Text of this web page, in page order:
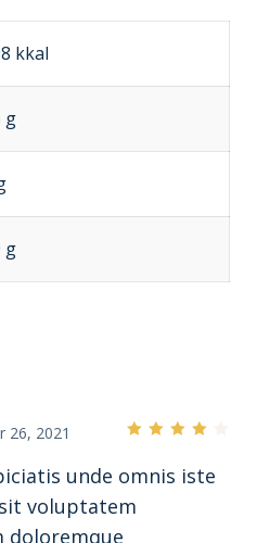
kkal
g
g
mit4von 5
26, 2021
unde omnis iste
voluptatem
doloremque